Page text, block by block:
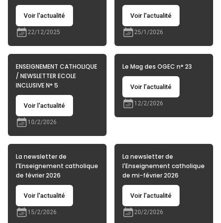
Voir l'actualité
22/12/2025
Voir l'actualité
25/1/2026
ENSEIGNEMENT CATHOLIQUE
/ NEWSLETTER ECOLE
INCLUSIVE N° 5
Voir l'actualité
10/2/2026
Le Mag des OGEC n° 23
Voir l'actualité
12/2/2026
La newsletter de
l'Enseignement catholique
de février 2026
Voir l'actualité
15/2/2026
La newsletter de
l'Enseignement catholique
de mi-février 2026
Voir l'actualité
20/2/2026